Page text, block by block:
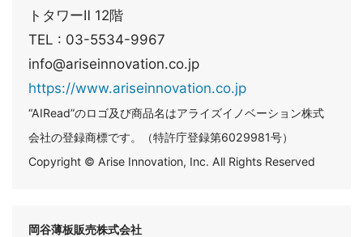
トタワーⅡ 12階
TEL : 03-5534-9967
info@ariseinnovation.co.jp
https://www.ariseinnovation.co.jp
“AIRead”のロゴ及び商品名はアライズイノベーション株式
会社の登録商標です。（特許庁登録第6029981号）
Copyright © Arise Innovation, Inc. All Rights Reserved
岡谷薄板販売株式会社